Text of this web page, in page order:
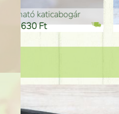
Kerámia béka 12cm
11 600 Ft